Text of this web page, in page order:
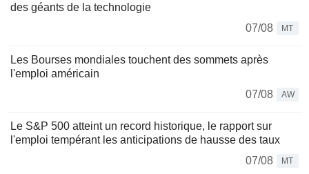
des géants de la technologie
07/08
MT
Les Bourses mondiales touchent des sommets après
l'emploi américain
07/08
AW
Le S&P 500 atteint un record historique, le rapport sur
l'emploi tempérant les anticipations de hausse des taux
07/08
MT